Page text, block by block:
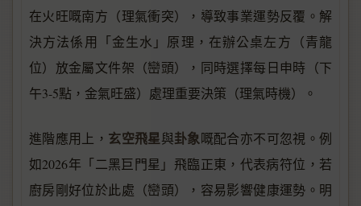
在火旺嘅南方（理氣衝突），導致事業運勢反覆。解
決方法係用「金生水」原理，在辦公桌左方（青龍
位）放金屬文件架（巒頭），同時選擇每日申時（下
午3-5點，金氣旺盛）處理重要決策（理氣時機）。
進階應用上， 玄空飛星與卦象嘅配合亦不可忽視。例
如2026年「二黑巨門星」飛臨正東，代表病符位，若
廚房剛好位於此處（巒頭），容易影響健康運勢。明